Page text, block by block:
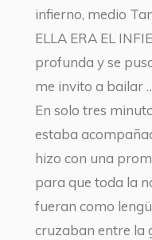
infierno, medio
ELLA ERA EL
profunda y se
me invito a bailar
En solo tres
estaba
hizo con una
para que toda la
fueran como
cruzaban entre la